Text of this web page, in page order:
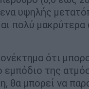
υψηλής
πολύ
ότι
της
μπορεί να